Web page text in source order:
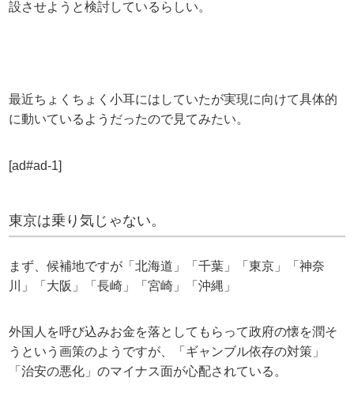
設させようと検討しているらしい。
最近ちょくちょく小耳にはしていたが実現に向けて具体的
に動いているようだったので見てみたい。
[ad#ad-1]
東京は乗り気じゃない。
まず、候補地ですが「北海道」「千葉」「東京」「神奈
川」「大阪」「長崎」「宮崎」「沖縄」
外国人を呼び込みお金を落としてもらって政府の懐を潤そ
うという画策のようですが、「ギャンブル依存の対策」
「治安の悪化」のマイナス面が心配されている。